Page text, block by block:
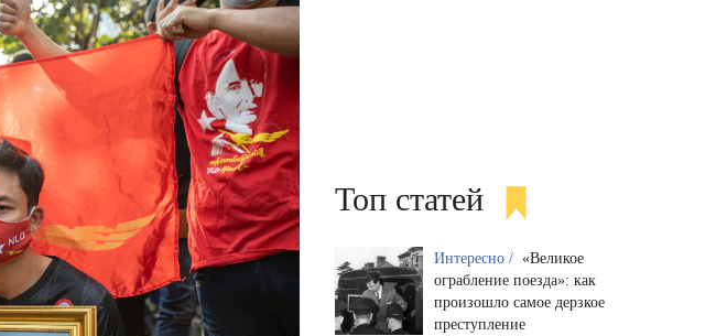
Топ статей
Интересно / «Великое
ограбление поезда»: как
произошло самое дерзкое
преступление